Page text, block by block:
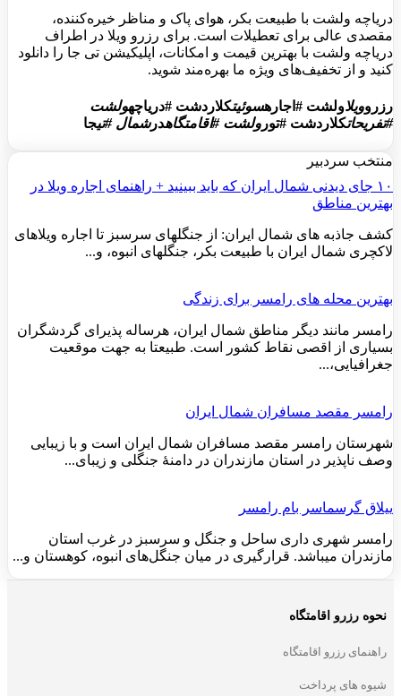
دریاچه ولشت با طبیعت بکر، هوای پاک و مناظر خیره‌کننده،
مقصدی عالی برای تعطیلات است. برای رزرو ویلا در اطراف
دریاچه ولشت با بهترین قیمت و امکانات، اپلیکیشن تی جا را دانلود
کنید و از تخفیف‌های ویژه ما بهره‌مند شوید.
رزروویلاولشت #اجارهسوئیتکلاردشت #دریاچهولشت
#تفریحاتکلاردشت #تور ولشت #اقامتگاهدرشمال #تیجا
منتخب سردبیر
۱۰ جای دیدنی شمال ایران که باید ببینید + راهنمای اجاره ویلا در
بهترین مناطق
کشف جاذبه های شمال ایران: از جنگلهای سرسبز تا اجاره ویلاهای
لاکچری شمال ایران با طبیعت بکر، جنگلهای انبوه، و...
بهترین محله های رامسر برای زندگی
رامسر مانند دیگر مناطق شمال ایران، هرساله پذیرای گردشگران
بسیاری از اقصی نقاط کشور است. طبیعتا به جهت موقعیت
جغرافیایی،...
رامسر مقصد مسافران شمال ایران
شهرستان رامسر مقصد مسافران شمال ایران است و با زیبایی
وصف ناپذیر در استان مازندران در دامنهٔ جنگلی و زیبای...
ییلاق گرسماسر بام رامسر
رامسر شهری داری ساحل و جنگل و سرسبز در غرب استان
مازندران میباشد. قرارگیری در میان جنگل‌های انبوه، کوهستان و...
نحوه رزرو اقامتگاه
راهنمای رزرو اقامتگاه
شیوه های پرداخت